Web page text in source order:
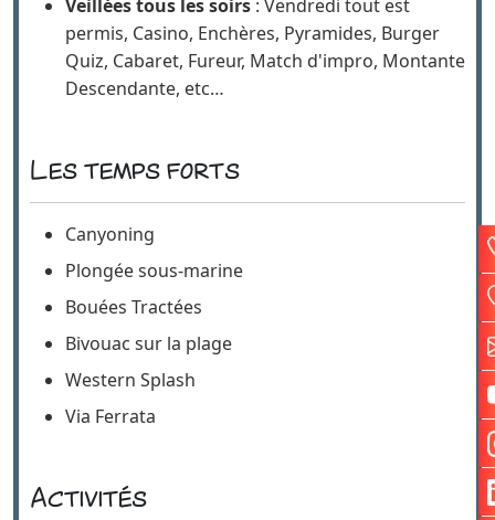
Veillées tous les soirs: Vendredi tout est
permis, Casino, Enchères, Pyramides, Burger
Quiz, Cabaret, Fureur, Match d'impro, Montante
Les temps forts